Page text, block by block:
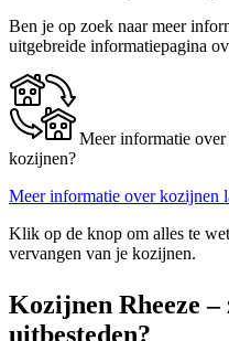
Ben je op zoek naar meer
uitgebreide informatiepagina
Meer informatie
kozijnen?
Meer informatie over kozijnen
Klik op de knop om alles te
vervangen van je kozijnen.
Kozijnen Rheeze –
uitbesteden?